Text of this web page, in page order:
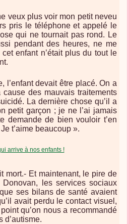
veux plus voir mon petit neveu
pris le téléphone et appelé le
qui ne tournait pas rond. Le
pendant des heures, ne me
enfant n’était plus du tout le
l’enfant devait être placé. On a
des mauvais traitements
La dernière chose qu’il a
petit garçon ; je ne l’ai jamais
demande de bien vouloir t’en
t’aime beaucoup ».
mort.- Et maintenant, le pire de
les services sociaux
ses bilans de santé avaient
avait perdu le contact visuel,
qu’on nous a recommandé
d’autisme.